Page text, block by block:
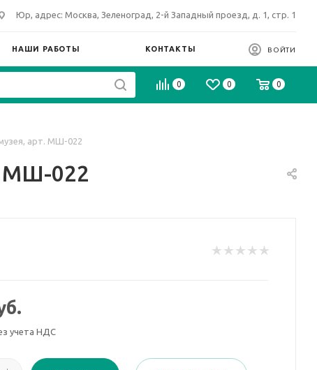
Юр, адрес: Москва, Зеленоград, 2-й Западный проезд, д. 1, стр. 1
НАШИ РАБОТЫ КОНТАКТЫ ВОЙТИ
0 0 0
арт. МШ-022
МШ-022
учета НДС